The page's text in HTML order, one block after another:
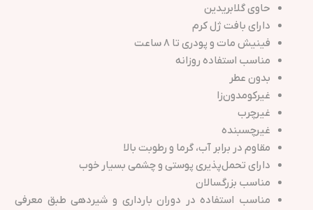
حاوی گلابریدین
دارای بافت ژل کرم
فینیش مات و پودری تا ۸ ساعت
مناسب استفاده روزانه
بدون عطر
غیرکومدون‌زا
غیرچرب
غیرچسبنده
مقاوم در برابر آب، گرما و رطوبت بالا
دارای تحمل‌پذیری پوستی و چشمی بسیار خوب
مناسب بزرگسالان
مناسب استفاده در دوران بارداری و شیردهی طبق معرفی